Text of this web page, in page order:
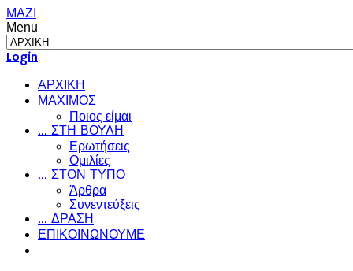
ΜΑΖΙ
Menu
Login
ΑΡΧΙΚΗ
ΜΑΧΙΜΟΣ
Ποιος είμαι
... ΣΤΗ ΒΟΥΛΗ
Ερωτήσεις
Ομιλίες
... ΣΤΟΝ ΤΥΠΟ
Άρθρα
Συνεντεύξεις
... ΔΡΑΣΗ
ΕΠΙΚΟΙΝΩΝΟΥΜΕ